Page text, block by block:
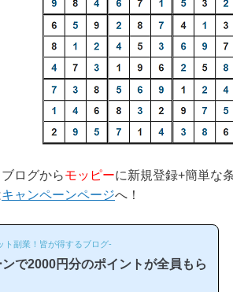
ブログからモッピーに新規登録+簡単な
キャンペーンページへ！
ト副業！皆が得するブログ-
で2000円分のポイントが全員もら